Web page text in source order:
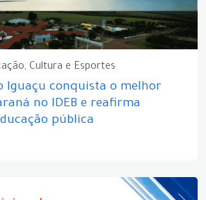
Cultura e Esportes
Iguaçu conquista o melhor
no IDEB e reafirma
pública